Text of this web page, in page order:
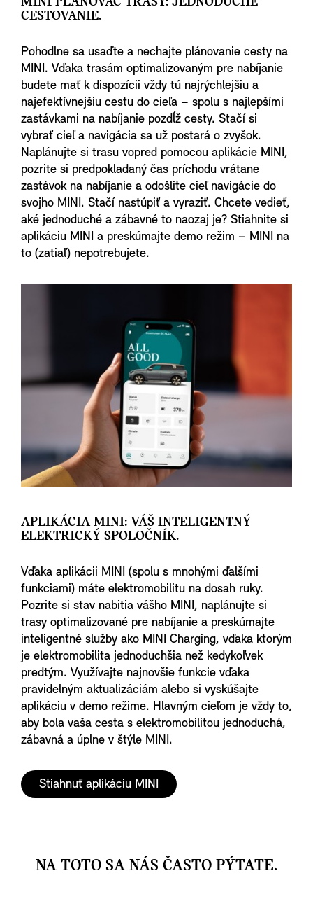
CESTOVANIE.
Pohodlne sa usaďte a nechajte plánovanie cesty na
MINI. Vďaka trasám optimalizovaným pre nabíjanie
budete mať k dispozícii vždy tú najrýchlejšiu a
najefektívnejšiu cestu do cieľa – spolu s najlepšími
zastávkami na nabíjanie pozdĺž cesty. Stačí si
vybrať cieľ a navigácia sa už postará o zvyšok.
Naplánujte si trasu vopred pomocou aplikácie MINI,
pozrite si predpokladaný čas príchodu vrátane
zastávok na nabíjanie a odošlite cieľ navigácie do
svojho MINI. Stačí nastúpiť a vyraziť. Chcete vedieť,
aké jednoduché a zábavné to naozaj je? Stiahnite si
aplikáciu MINI a preskúmajte demo režim – MINI na
to (zatiaľ) nepotrebujete.
APLIKÁCIA MINI: VÁŠ INTELIGENTNÝ
ELEKTRICKÝ SPOLOČNÍK.
Vďaka aplikácii MINI (spolu s mnohými ďalšími
funkciami) máte elektromobilitu na dosah ruky.
Pozrite si stav nabitia vášho MINI, naplánujte si
trasy optimalizované pre nabíjanie a preskúmajte
inteligentné služby ako MINI Charging, vďaka ktorým
je elektromobilita jednoduchšia než kedykoľvek
predtým. Využívajte najnovšie funkcie vďaka
pravidelným aktualizáciám alebo si vyskúšajte
aplikáciu v demo režime. Hlavným cieľom je vždy to,
aby bola vaša cesta s elektromobilitou jednoduchá,
zábavná a úplne v štýle MINI.
Stiahnuť aplikáciu MINI
NA TOTO SA NÁS ČASTO PÝTATE.